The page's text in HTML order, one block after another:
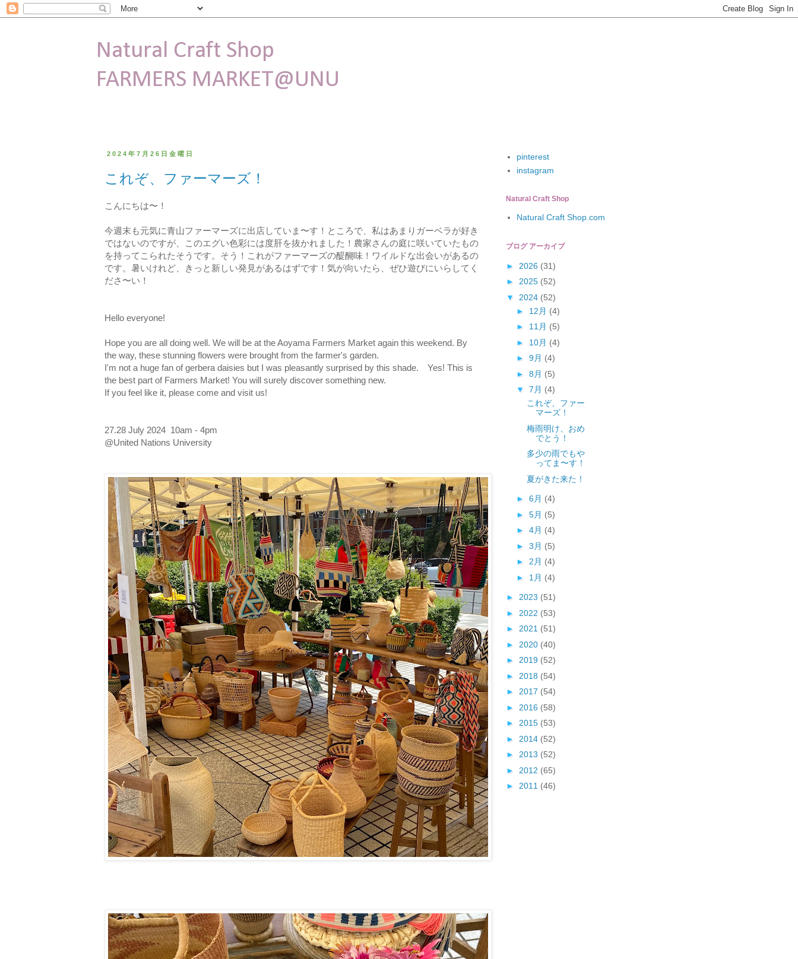
Natural Craft Shop
FARMERS MARKET@UNU
2024年7月26日金曜日
これぞ、ファーマーズ！
こんにちは〜！
今週末も元気に青山ファーマーズに出店していま〜す！ところで、私はあまりガーベラが好き
ではないのですが、このエグい色彩には度肝を抜かれました！農家さんの庭に咲いていたもの
を持ってこられたそうです。そう！これがファーマーズの醍醐味！ワイルドな出会いがあるの
です。暑いけれど、きっと新しい発見があるはずです！気が向いたら、ぜひ遊びにいらしてく
ださ〜い！
Hello everyone!
Hope you are all doing well. We will be at the Aoyama Farmers Market again this weekend. By
the way, these stunning flowers were brought from the farmer's garden.
I'm not a huge fan of gerbera daisies but I was pleasantly surprised by this shade. Yes! This is
the best part of Farmers Market! You will surely discover something new.
If you feel like it, please come and visit us!
27.28 July 2024 10am - 4pm
@United Nations University
pinterest
instagram
Natural Craft Shop
Natural Craft Shop.com
ブログ アーカイブ
► 2026 (31)
► 2025 (52)
▼ 2024 (52)
► 12月 (4)
► 11月 (5)
► 10月 (4)
► 9月 (4)
► 8月 (5)
▼ 7月 (4)
これぞ、ファー
マーズ！
梅雨明け、おめ
でとう！
多少の雨でもや
ってま〜す！
夏がきた来た！
► 6月 (4)
► 5月 (5)
► 4月 (4)
► 3月 (5)
► 2月 (4)
► 1月 (4)
► 2023 (51)
► 2022 (53)
► 2021 (51)
► 2020 (40)
► 2019 (52)
► 2018 (54)
► 2017 (54)
► 2016 (58)
► 2015 (53)
► 2014 (52)
► 2013 (52)
► 2012 (65)
► 2011 (46)